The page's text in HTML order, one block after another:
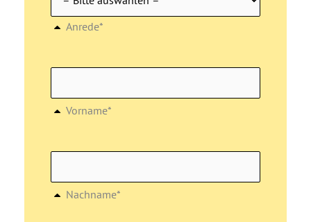
Anrede*
Vorname*
Nachname*